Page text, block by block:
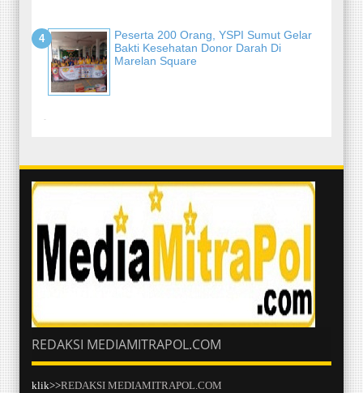
Peserta 200 Orang, YSPI Sumut Gelar
Bakti Kesehatan Donor Darah Di
Marelan Square
-
REDAKSI MEDIAMITRAPOL.COM
klik>>REDAKSI MEDIAMITRAPOL.COM